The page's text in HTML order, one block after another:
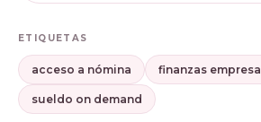
ETIQUETAS
acceso a nómina finanzas
sueldo on demand